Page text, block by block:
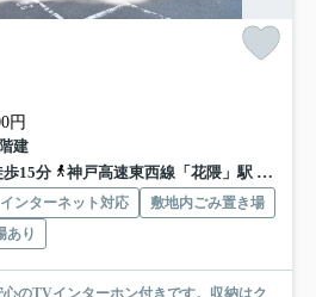
円
建
15分
神戸高速東西線「花隈」駅 徒歩29分
インターネット対応
敷地内ごみ置き場
あり
のTVインターホン付きです。収納はク